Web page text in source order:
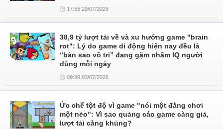
17:55 29/07/2026
38,9 tỷ lượt tải về và xu hướng game "brain
rot": Lý do game di động hiện nay đều là
“bản sao vô tri” đang gặm nhấm IQ người
dùng mỗi ngày
09:39 03/07/2026
Ức chế tột độ vì game "nói một đằng chơi
một nẻo": Vì sao quảng cáo game càng giả,
lượt tải càng khủng?